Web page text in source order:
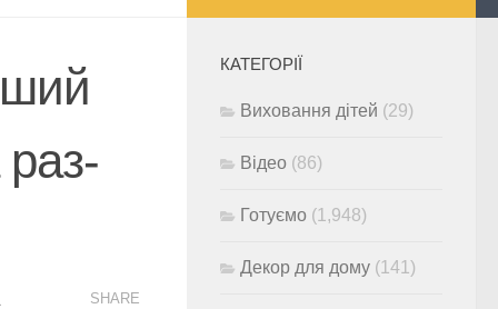
раз-
SHARE
КАТЕГОРІЇ
Виховання дітей (29)
Відео (86)
Готуємо (1,948)
Декор для дому (141)